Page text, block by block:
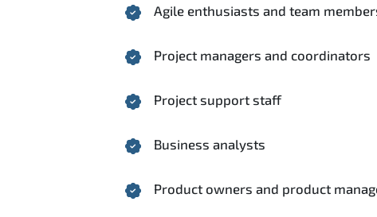
Agile enthusiasts and team
Project managers and coordinators
Project support staff
Business analysts
Product owners and product